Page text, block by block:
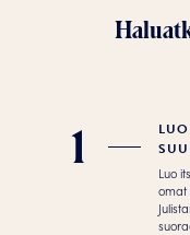
1
Luo
omat